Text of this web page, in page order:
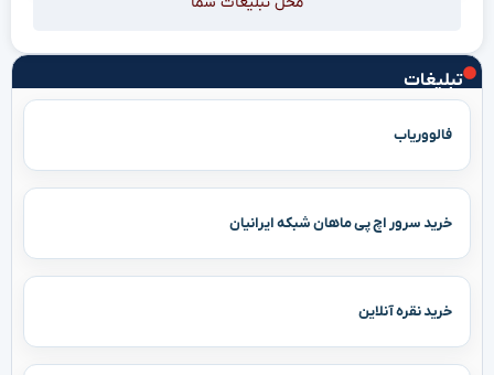
تبلیغات
فالووریاب
خرید سرور اچ پی ماهان شبکه ایرانیان
خرید نقره آنلاین